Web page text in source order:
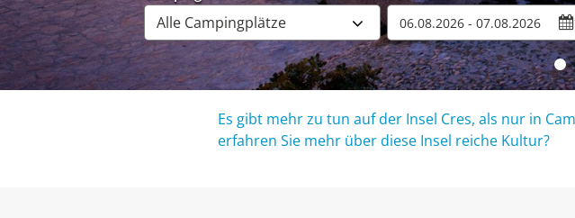
Es gibt mehr zu tun auf der Insel Cres, als nur in
erfahren Sie mehr über diese Insel reiche Kultur?